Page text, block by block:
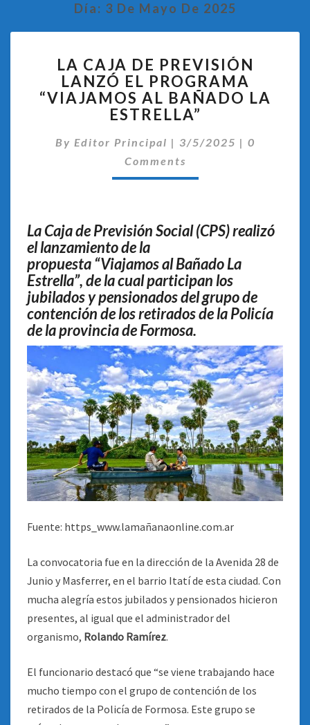
Día: 3 De Mayo De 2025
CAJA
DE
PREVISIÓN
LANZÓ
PROGRAMA
“VIAJAMOS
LA CAJA DE PREVISIÓN
LANZÓ EL PROGRAMA
“VIAJAMOS AL BAÑADO LA
ESTRELLA”
By Editor Principal | 3/5/2025 | 0
Comments
La Caja de Previsión Social (CPS) realizó
el lanzamiento de la
propuesta “Viajamos al Bañado La
Estrella”, de la cual participan los
jubilados y pensionados del grupo de
contención de los retirados de la Policía
de la provincia de Formosa.
Fuente: https_www.lamañanaonline.com.ar
La convocatoria fue en la dirección de la Avenida 28 de
Junio y Masferrer, en el barrio Itatí de esta ciudad. Con
mucha alegría estos jubilados y pensionados hicieron
presentes, al igual que el administrador del
organismo, Rolando Ramírez.
El funcionario destacó que “se viene trabajando hace
mucho tiempo con el grupo de contención de los
retirados de la Policía de Formosa. Este grupo se